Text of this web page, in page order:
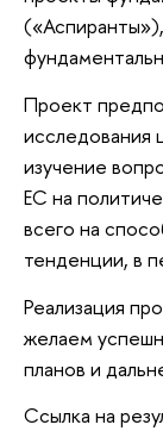
Проект
исследования
изучение
ЕС на
всего на
тенденции, в
Реализация
желаем
планов и
Ссылка на